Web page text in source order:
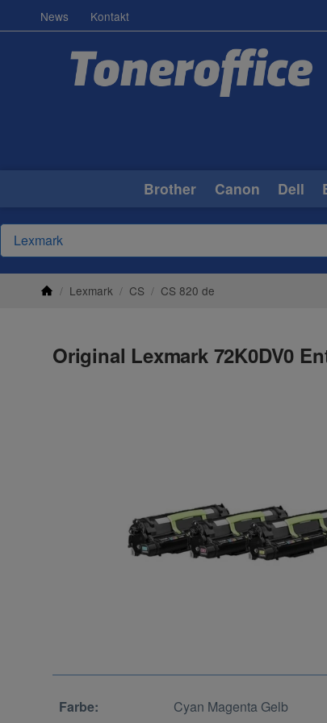
News Kontakt
Brother Canon Dell
/ Lexmark / CS / CS 820 de
Original Lexmark 72K0DV0
Farbe: Cyan Magenta Gelb